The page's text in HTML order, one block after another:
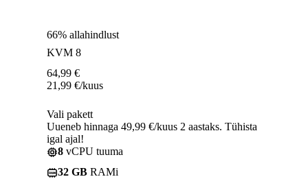
66% allahindlust
KVM 8
64,99 €
21,99 €/kuus
Vali pakett
Uueneb hinnaga 49,99 €/kuus 2 aastaks. Tühista
igal ajal!
8 vCPU tuuma
32 GB RAMi